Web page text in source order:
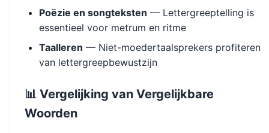
Poëzie en songteksten — Lettergreeptelling is
essentieel voor metrum en ritme
Taalleren — Niet-moedertaalsprekers profiteren
van lettergreepbewustzijn
📊 Vergelijking van Vergelijkbare
Woorden